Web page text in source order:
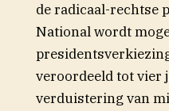
de radicaal-rechtse
National wordt
veroordeeld tot vier
verduistering van